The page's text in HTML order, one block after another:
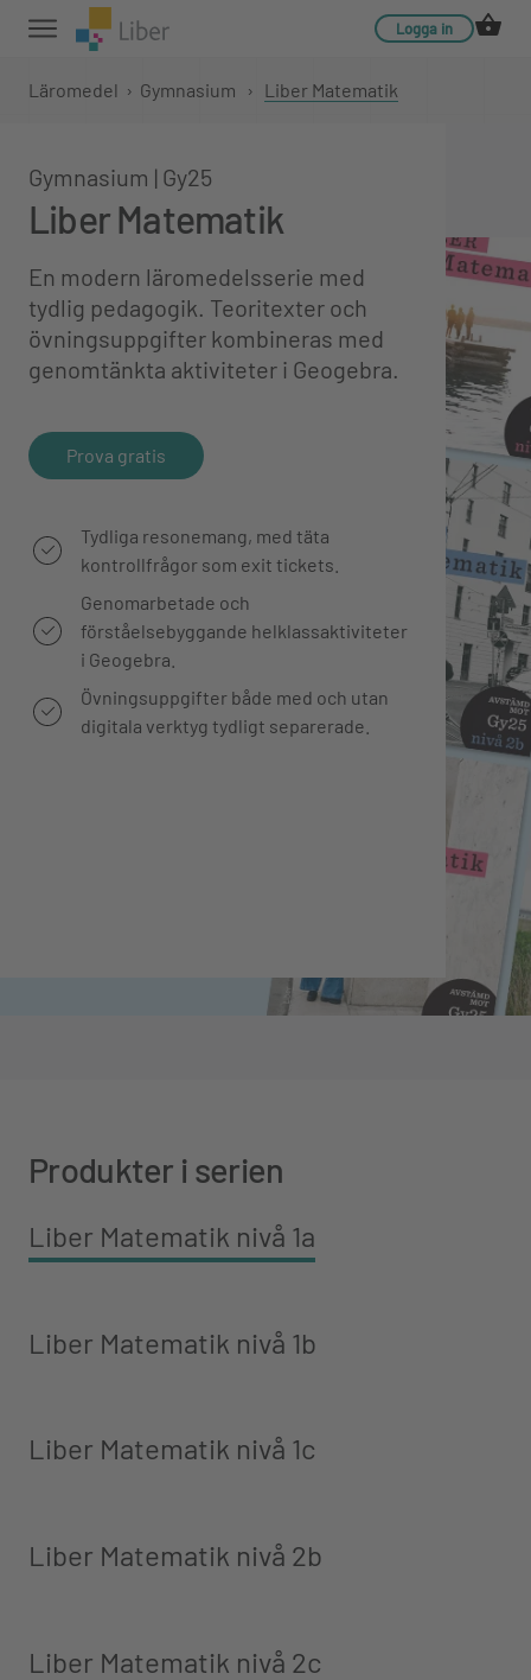
Logga in
Läromedel › Gymnasium › Liber Matematik
Gymnasium | Gy25
Liber Matematik
En modern läromedelsserie med
tydlig pedagogik. Teoritexter och
övningsuppgifter kombineras med
genomtänkta aktiviteter i Geogebra.
Prova gratis
Tydliga resonemang, med täta
kontrollfrågor som exit tickets.
Genomarbetade och
förståelsebyggande helklassaktiviteter
i Geogebra.
Övningsuppgifter både med och utan
digitala verktyg tydligt separerade.
Produkter i serien
Liber Matematik nivå 1a
Liber Matematik nivå 1b
Liber Matematik nivå 1c
Liber Matematik nivå 2b
Liber Matematik nivå 2c